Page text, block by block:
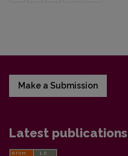
Make a Submission
Latest publications